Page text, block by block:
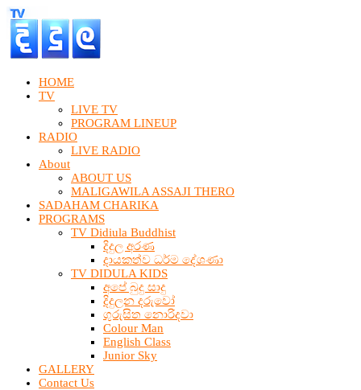
HOME
TV
LIVE TV
PROGRAM LINEUP
RADIO
LIVE RADIO
About
ABOUT US
MALIGAWILA ASSAJI THERO
SADAHAM CHARIKA
PROGRAMS
TV Didiula Buddhist
දිදුල අරණ
දායකත්ව ධර්ම දේශණා
TV DIDULA KIDS
අපේ බුදු සාදු
දිදුලන දරුවෝ
ගුරුසිත නොරිදවා
Colour Man
English Class
Junior Sky
GALLERY
Contact Us